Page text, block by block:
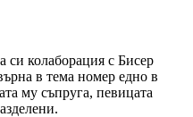
си колаборация с Бисер
в тема номер едно в
му съпруга, певицата